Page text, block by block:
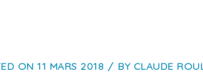
ON11 MARS 2018 BY CLAUDE